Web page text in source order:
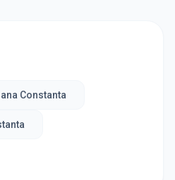
Constanta